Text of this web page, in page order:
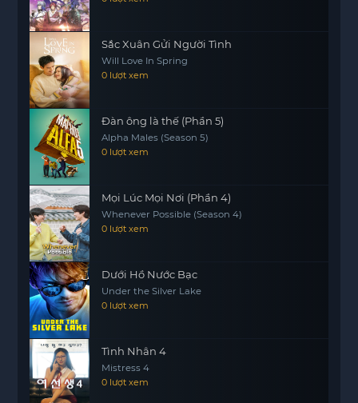
những giấc mơ về một ngày cưới trọn vẹn sẽ được
vẽ nên qua từng nét bút. Những giây phút ngọt
ngào và đau thương sẽ hòa quyện, tạo nên một
tác phẩm nghệ thuật đầy ý nghĩa.
Hãy cùng theo dõi ‘Vẽ Nên Giấc Mơ Ngày Cưới’ để
cảm nhận những cung bậc cảm xúc và bài học về
tình yêu và sự chân thành trong cuộc sống.
Sắc Xuân Gửi Người Tình
Will Love In Spring
0 lượt xem
Đàn ông là thế (Phần 5)
Alpha Males (Season 5)
0 lượt xem
Mọi Lúc Mọi Nơi (Phần 4)
Whenever Possible (Season 4)
0 lượt xem
Dưới Hồ Nước Bạc
Under the Silver Lake
0 lượt xem
Tình Nhân 4
Mistress 4
0 lượt xem